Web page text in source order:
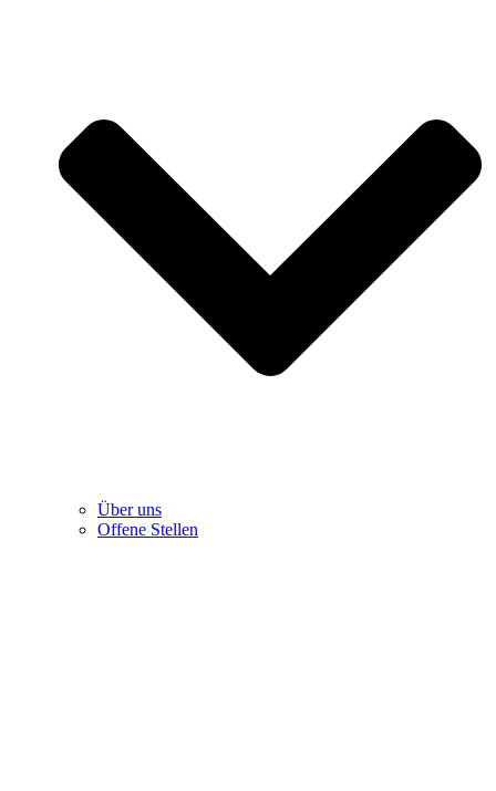
Über uns
Offene Stellen